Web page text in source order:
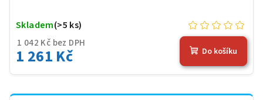
1 042 Kč bez DPH
1 261 Kč
Skladem(>5 ks)
Do košíku